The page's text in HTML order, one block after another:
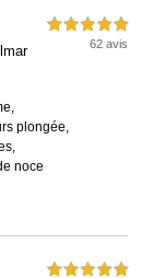
5,0 étoiles sur 5
62 avis
,
plongée,
,
noce
5,0 étoiles sur 5